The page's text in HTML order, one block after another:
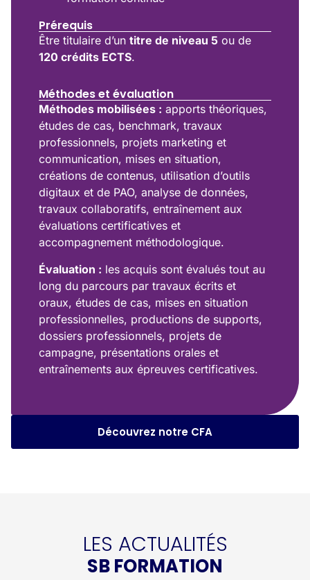
Prérequis
Être titulaire d’un titre de niveau 5 ou de
120 crédits ECTS.
Méthodes et évaluation
Méthodes mobilisées : apports théoriques,
études de cas, benchmark, travaux
professionnels, projets marketing et
communication, mises en situation,
créations de contenus, utilisation d’outils
digitaux et de PAO, analyse de données,
travaux collaboratifs, entraînement aux
évaluations certificatives et
accompagnement méthodologique.
Évaluation : les acquis sont évalués tout au
long du parcours par travaux écrits et
oraux, études de cas, mises en situation
professionnelles, productions de supports,
dossiers professionnels, projets de
campagne, présentations orales et
entraînements aux épreuves certificatives.
Découvrez notre CFA
LES ACTUALITÉS
SB FORMATION